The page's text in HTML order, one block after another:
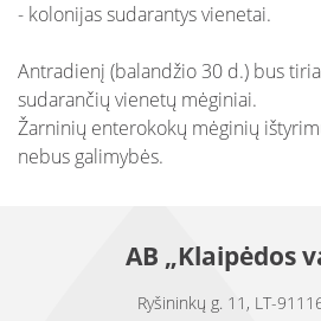
- kolonijas sudarantys vienetai.
Antradienį (balandžio 30 d.) bus
sudarančių vienetų mėginiai.
Žarninių enterokokų mėginių
nebus galimybės.
AB „Klaipėdos
Ryšininkų g. 11, LT-